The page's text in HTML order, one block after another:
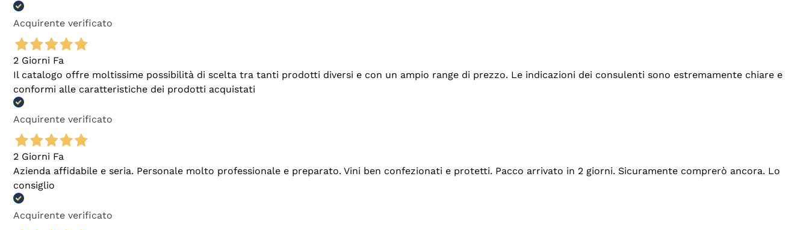
Acquirente verificato
2 Giorni Fa
Il catalogo offre moltissime possibilità di scelta tra tanti prodotti diversi e con un ampio range di prezzo. Le indicazioni dei consulenti sono estremamente chiare e
conformi alle caratteristiche dei prodotti acquistati
Acquirente verificato
2 Giorni Fa
Azienda affidabile e seria. Personale molto professionale e preparato. Vini ben confezionati e protetti. Pacco arrivato in 2 giorni. Sicuramente comprerò ancora. Lo
consiglio
Acquirente verificato